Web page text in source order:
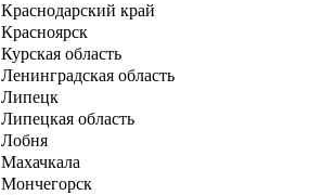
Краснодарский край
Красноярск
Курская область
Ленинградская область
Липецк
Липецкая область
Лобня
Махачкала
Мончегорск